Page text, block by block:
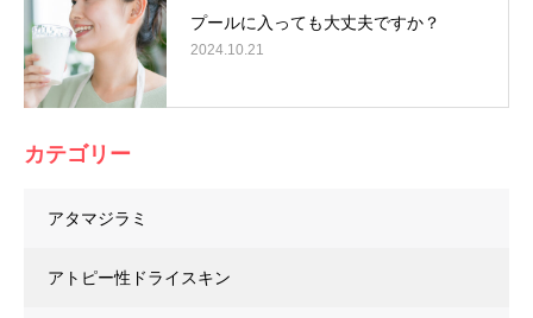
プールに入っても大丈夫ですか？
2024.10.21
カテゴリー
アタマジラミ
アトピー性ドライスキン